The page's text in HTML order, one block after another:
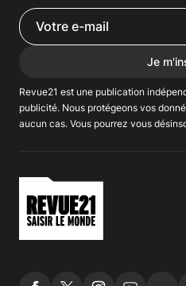
Je
Revue21 est une publication
publicité. Nous protégeons vos
aucun cas. Vous pourrez vous